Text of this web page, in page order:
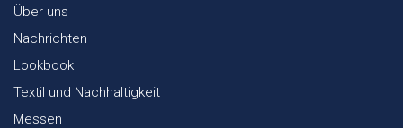
Über uns
Nachrichten
Lookbook
Textil und Nachhaltigkeit
Messen